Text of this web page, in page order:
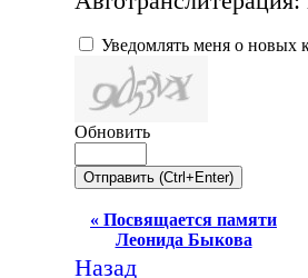
Уведомлять меня о новых
Обновить
« Посвящается памяти
Леонида Быкова
Назад